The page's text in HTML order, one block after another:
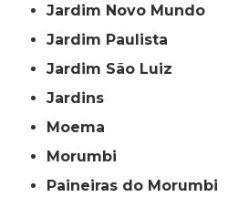
Jardim Novo Mundo
Jardim Paulista
Jardim São Luiz
Jardins
Moema
Morumbi
Paineiras do Morumbi